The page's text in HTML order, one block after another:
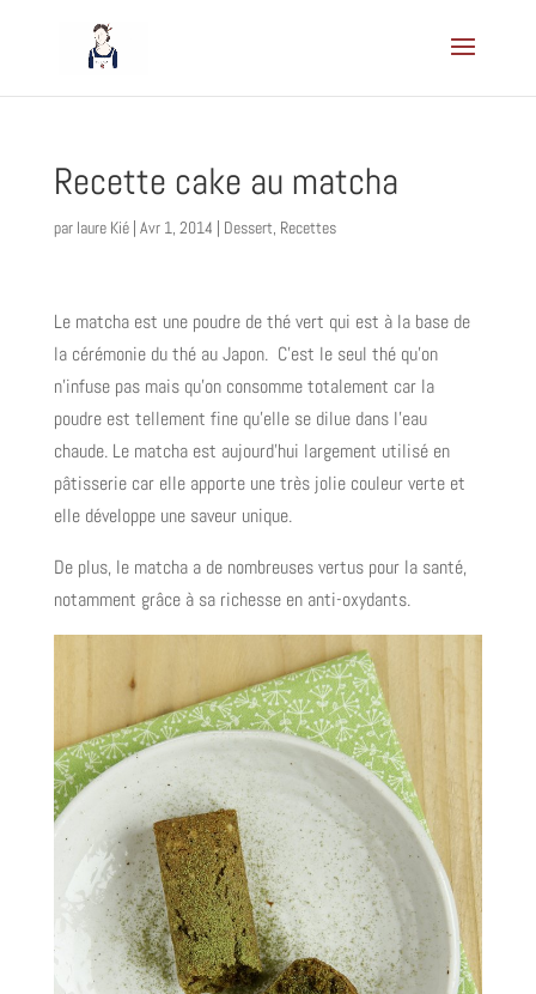
Recette cake au matcha
par laure Kié| Avr 1, 2014 | Dessert, Recettes
Le matcha est une poudre de thé vert qui est à la base de
la cérémonie du thé au Japon. C’est le seul thé qu’on
n’infuse pas mais qu’on consomme totalement car la
poudre est tellement fine qu’elle se dilue dans l’eau
chaude. Le matcha est aujourd’hui largement utilisé en
pâtisserie car elle apporte une très jolie couleur verte et
elle développe une saveur unique.
De plus, le matcha a de nombreuses vertus pour la santé,
notamment grâce à sa richesse en anti-oxydants.